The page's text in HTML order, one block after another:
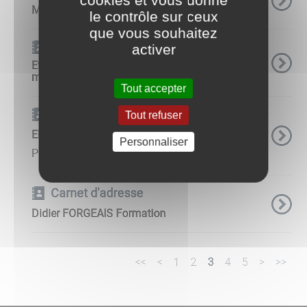
Manuel SOARES BORGES (Maçonnerie)
Carnet d'adresse
Etienne GRANDIN (entretien et réparation de
matériel agricole)
Carnet d'adresse
EKIPINOX
Patrick HEROUARD ...
Carnet d'adresse
Didier FORGEAIS Formation
<< < 1 2 3 4 5 > >>
le contrôle sur ceux
que vous souhaitez
activer
Tout accepter
Tout refuser
Personnaliser